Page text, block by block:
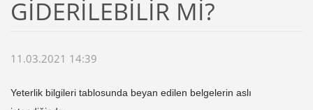
GİDERİLEBİLİR Mİ?
11.03.2021 14:39
Yeterlik bilgileri tablosunda beyan edilen belgelerin aslı